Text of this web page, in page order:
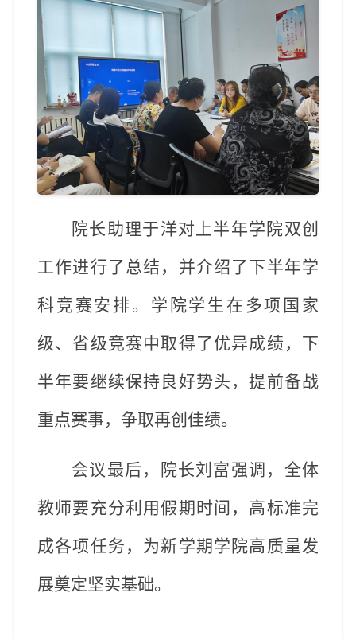
院长助理于洋对上半年学院双创
工作进行了总结，并介绍了下半年学
科竞赛安排。学院学生在多项国家
级、省级竞赛中取得了优异成绩，下
半年要继续保持良好势头，提前备战
重点赛事，争取再创佳绩。
会议最后，院长刘富强调，全体
教师要充分利用假期时间，高标准完
成各项任务，为新学期学院高质量发
展奠定坚实基础。